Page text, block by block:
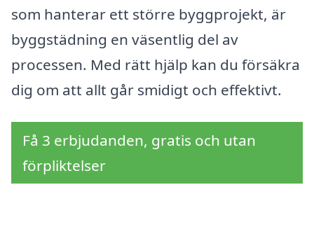
som hanterar ett större byggprojekt, är
byggstädning en väsentlig del av
processen. Med rätt hjälp kan du försäkra
dig om att allt går smidigt och effektivt.
Få 3 erbjudanden, gratis och utan
förpliktelser